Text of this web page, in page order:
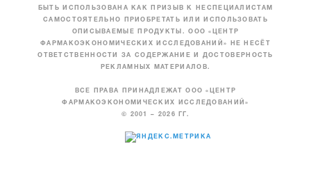
БЫТЬ ИСПОЛЬЗОВАНА КАК ПРИЗЫВ К НЕСПЕЦИАЛИСТАМ
САМОСТОЯТЕЛЬНО ПРИОБРЕТАТЬ ИЛИ ИСПОЛЬЗОВАТЬ
ОПИСЫВАЕМЫЕ ПРОДУКТЫ. ООО «ЦЕНТР
ФАРМАКОЭКОНОМИЧЕСКИХ ИССЛЕДОВАНИЙ» НЕ НЕСЁТ
ОТВЕТСТВЕННОСТИ ЗА СОДЕРЖАНИЕ И ДОСТОВЕРНОСТЬ
РЕКЛАМНЫХ МАТЕРИАЛОВ.
ВСЕ ПРАВА ПРИНАДЛЕЖАТ ООО «ЦЕНТР
ФАРМАКОЭКОНОМИЧЕСКИХ ИССЛЕДОВАНИЙ»
© 2001 – 2026 ГГ.